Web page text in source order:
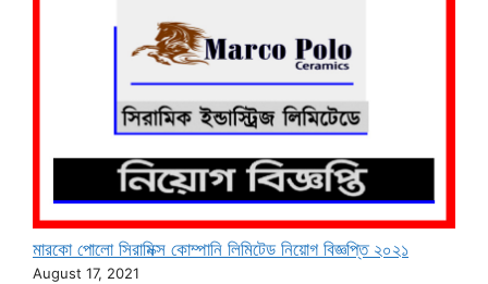
মারকো পোলো সিরামিক্স কোম্পানি লিমিটেড নিয়োগ বিজ্ঞপ্তি ২০২১
August 17, 2021